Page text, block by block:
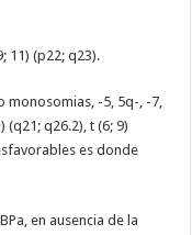
11) (p22; q23).
-5, 5q-, -7,
(q21; q26.2), t (6; 9)
es donde
en ausencia de la